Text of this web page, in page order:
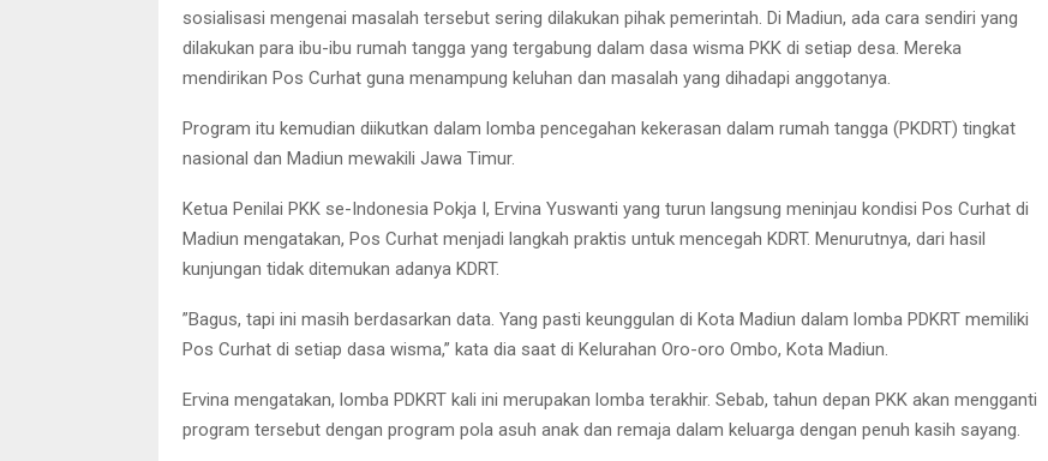
sosialisasi mengenai masalah tersebut sering dilakukan pihak pemerintah. Di Madiun, ada cara sendiri yang
dilakukan para ibu-ibu rumah tangga yang tergabung dalam dasa wisma PKK di setiap desa. Mereka
mendirikan Pos Curhat guna menampung keluhan dan masalah yang dihadapi anggotanya.
Program itu kemudian diikutkan dalam lomba pencegahan kekerasan dalam rumah tangga (PKDRT) tingkat
nasional dan Madiun mewakili Jawa Timur.
Ketua Penilai PKK se-Indonesia Pokja I, Ervina Yuswanti yang turun langsung meninjau kondisi Pos Curhat di
Madiun mengatakan, Pos Curhat menjadi langkah praktis untuk mencegah KDRT. Menurutnya, dari hasil
kunjungan tidak ditemukan adanya KDRT.
”Bagus, tapi ini masih berdasarkan data. Yang pasti keunggulan di Kota Madiun dalam lomba PDKRT memiliki
Pos Curhat di setiap dasa wisma,” kata dia saat di Kelurahan Oro-oro Ombo, Kota Madiun.
Ervina mengatakan, lomba PDKRT kali ini merupakan lomba terakhir. Sebab, tahun depan PKK akan mengganti
program tersebut dengan program pola asuh anak dan remaja dalam keluarga dengan penuh kasih sayang.